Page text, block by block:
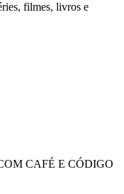
filmes, livros e
CAFÉ E CÓDIGO